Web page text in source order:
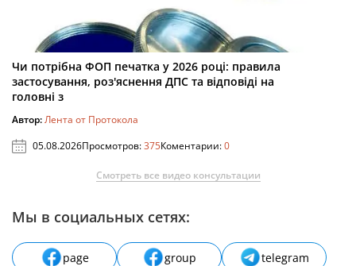
Чи потрібна ФОП печатка у 2026 році: правила
застосування, роз'яснення ДПС та відповіді на
головні з
Автор:Лента от Протокола
05.08.2026Просмотров:375Коментарии:0
Смотреть все видео консультации
Мы в социальных сетях:
page group
telegram